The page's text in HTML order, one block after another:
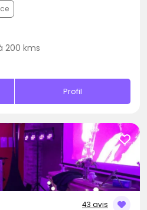
200 kms
Profil
43 avis